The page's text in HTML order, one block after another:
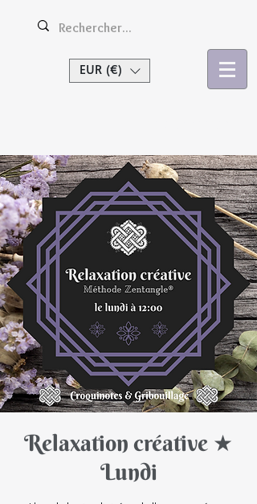
EUR (€)
Relaxation créative ★
Lundi